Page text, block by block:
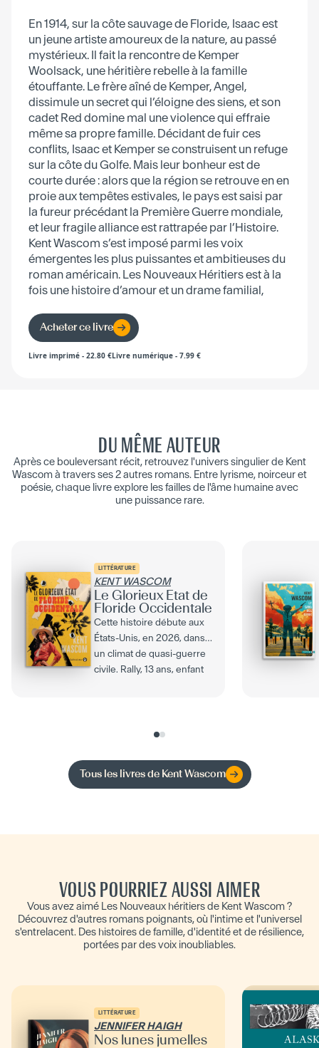
En 1914, sur la côte sauvage de Floride, Isaac est
un jeune artiste amoureux de la nature, au passé
mystérieux. Il fait la rencontre de Kemper
Woolsack, une héritière rebelle à la famille
étouffante. Le frère aîné de Kemper, Angel,
dissimule un secret qui l’éloigne des siens, et son
cadet Red domine mal une violence qui effraie
même sa propre famille. Décidant de fuir ces
conflits, Isaac et Kemper se construisent un refuge
sur la côte du Golfe. Mais leur bonheur est de
courte durée : alors que la région se retrouve en en
proie aux tempêtes estivales, le pays est saisi par
la fureur précédant la Première Guerre mondiale,
et leur fragile alliance est rattrapée par l’Histoire.
Kent Wascom s’est imposé parmi les voix
émergentes les plus puissantes et ambitieuses du
roman américain. Les Nouveaux Héritiers est à la
fois une histoire d’amour et un drame familial,
Acheter ce livre
Livre imprimé - 22.80 €Livre numérique - 7.99 €
DU MÊME AUTEUR
Après ce bouleversant récit, retrouvez l'univers singulier de Kent
Wascom à travers ses 2 autres romans. Entre lyrisme, noirceur et
poésie, chaque livre explore les failles de l'âme humaine avec
une puissance rare.
LITTÉRATURE
KENT WASCOM
Le Glorieux État de
Floride Occidentale
Cette histoire débute aux
États-Unis, en 2026, dans
un climat de quasi-guerre
civile. Rally, 13 ans, enfant
Tous les livres de Kent Wascom
VOUS POURRIEZ AUSSI AIMER
Vous avez aimé Les Nouveaux héritiers de Kent Wascom ?
Découvrez d'autres romans poignants, où l'intime et l'universel
s'entrelacent. Des histoires de famille, d'identité et de résilience,
portées par des voix inoubliables.
LITTÉRATURE
JENNIFER HAIGH
Nos lunes jumelles